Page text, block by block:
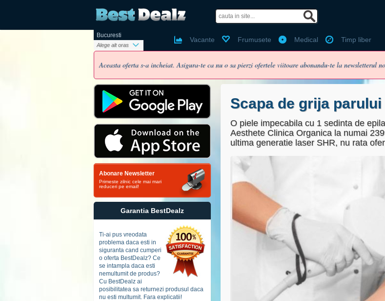
Vacante Frumusete Medical Timp liber
Bucuresti
Alege alt oras
Aceasta oferta s-a incheiat. Asigura-te ca nu o sa pierzi ofertele viitoare abonandu-te la newsletterul
Abonare Newsletter
Primeste zilnic cele mai mari
reduceri pe email!
Garantia BestDealz
Ti-ai pus vreodata
problema daca esti in
siguranta cand cumperi
o oferta BestDealz? Ce
se intampla daca esti
nemultumit de produs?
Cu BestDealz ai
posibilitatea sa returnezi produsul daca
nu esti multumit. Fara explicatii!
Scapa de grija
O piele impecabila cu 1 sedinta de
Aesthete Clinica Organica la numai
ultima generatie laser SHR, nu rata
Ai un cont de facebook?
Ai cont
Email:
Parola:
Ti-ai pierdut
Nume si prenume Pentru
Email Folosit
Parola
Telefon
Oras Selecteaza
Vreau sa primesc pe email oferta zilei (recomdandat, te
Accept
termenii si conditiile sipolitica de protectie a